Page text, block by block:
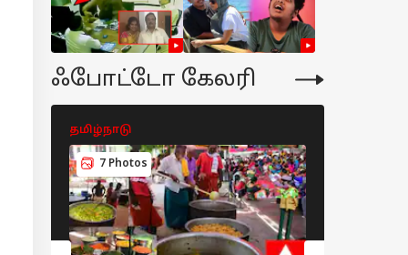
ஃபோட்டோ கேலரி
தமிழ்நாடு
7 Photos